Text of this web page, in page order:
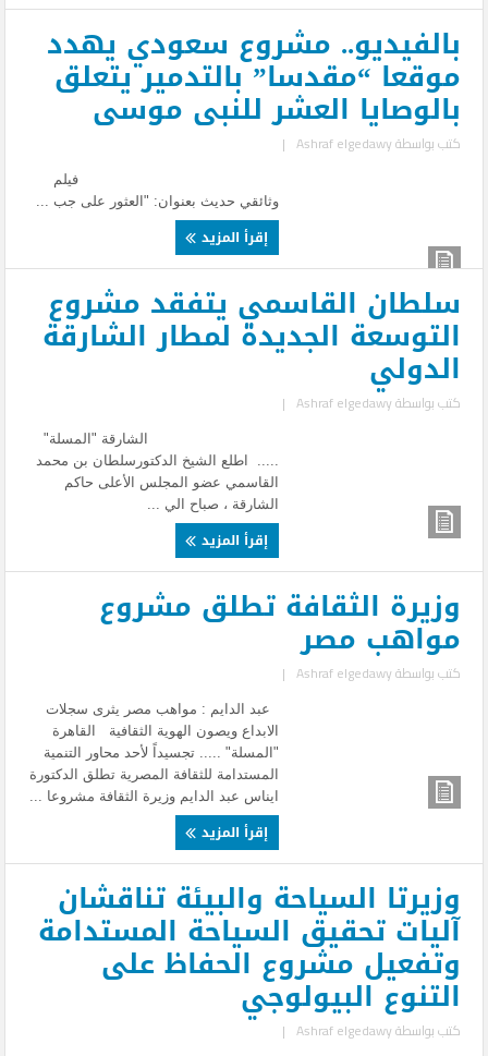
بالفيديو.. مشروع سعودي يهدد
موقعا “مقدسا” بالتدمير يتعلق
بالوصايا العشر للنبى موسى
كتب بواسطةAshraf elgedawy
|
فيلم
وثائقي حديث بعنوان: "العثور على جب ...
إقرأ المزيد
سلطان القاسمي يتفقد مشروع
التوسعة الجديدة لمطار الشارقة
الدولي
كتب بواسطةAshraf elgedawy
|
الشارقة "المسلة"
..... اطلع الشيخ الدكتورسلطان بن محمد
القاسمي عضو المجلس الأعلى حاكم
الشارقة ، صباح الي ...
إقرأ المزيد
وزيرة الثقافة تطلق مشروع
مواهب مصر
كتب بواسطةAshraf elgedawy
|
عبد الدايم : مواهب مصر يثرى سجلات
الابداع ويصون الهوية الثقافية القاهرة
"المسلة" ..... تجسيداً لأحد محاور التنمية
المستدامة للثقافة المصرية تطلق الدكتورة
ايناس عبد الدايم وزيرة الثقافة مشروعا ...
إقرأ المزيد
وزيرتا السياحة والبيئة تناقشان
آليات تحقيق السياحة المستدامة
وتفعيل مشروع الحفاظ على
التنوع البيولوجي
كتب بواسطةAshraf elgedawy
|